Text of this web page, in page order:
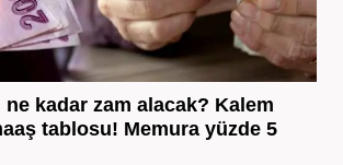
kadar zam alacak? Kalem
tablosu! Memura yüzde 5